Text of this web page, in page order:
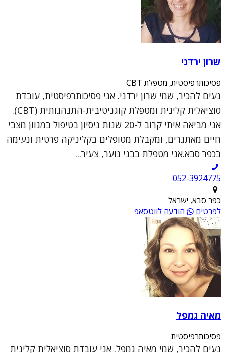
שרון ירדני
פסיכותרפיסטית, מטפלת CBT
נעים להכיר, שמי שרון ירדני. אני פסיכותרפיסטית, עובדת
סוציאלית קלינית ומטפלת קוגניטיבית-התנהגותית (CBT).
אני מביאה איתי קרוב ל-20 שנות ניסיון בטיפול במגוון מצבי
חיים מאתגרים, ומקבלת מטופלים בקליניקה פרטית ונעימה
בכפר סבא.אני מטפלת בבני נוער, צעיר...
052-3924775
כפר סבא, ישראל
לפרטים
הודעה לווטסאפ
מאיה גמפל
פסיכותרפיסטית
נעים להכיר, שמי מאיה גמפל. אני עובדת סוציאלית קלינית